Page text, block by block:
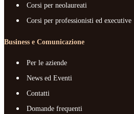
Corsi per neolaureati
Corsi per professionisti ed executive
Business e Comunicazione
Per le aziende
News ed Eventi
Contatti
Domande frequenti